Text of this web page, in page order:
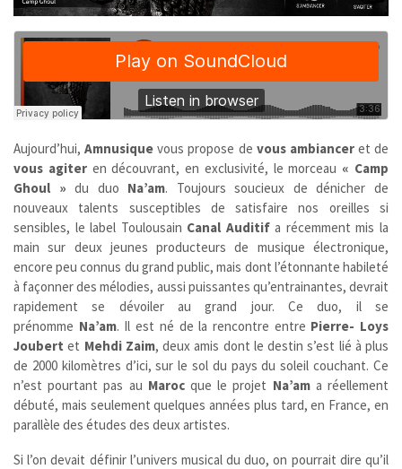
Aujourd’hui,Amnusique vous propose de vous ambianceret de
vous agiteren découvrant, en exclusivité, le morceau « Camp
Ghoul » du duo Na’am. Toujours soucieux de dénicher de
nouveaux talents susceptibles de satisfaire nos oreilles si
sensibles, le label Toulousain Canal Auditifa récemment mis la
main sur deux jeunes producteurs de musique électronique,
encore peu connus du grand public, mais dont l’étonnante habileté
à façonner des mélodies, aussi puissantes qu’entrainantes, devrait
rapidement se dévoiler au grand jour. Ce duo, il se
prénomme Na’am. Il est né de la rencontre entre Pierre- Loys
Joubert et Mehdi Zaim, deux amis dont le destin s’est lié à plus
de 2000 kilomètres d’ici, sur le sol du pays du soleil couchant. Ce
n’est pourtant pas au Marocque le projet Na’ama réellement
débuté, mais seulement quelques années plus tard, en France, en
parallèle des études des deux artistes.
Si l’on devait définir l’univers musical du duo, on pourrait dire qu’il